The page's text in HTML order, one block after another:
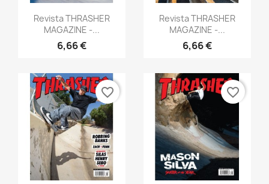
Vista rápida
Revista THRASHER
MAGAZINE -...
6,66 €
Vista rápida
Revista THRASHER
MAGAZINE -...
6,66 €
favorite_border favorite_border
Nombre de la lista de deseos
Cancelar Crear lista de deseos